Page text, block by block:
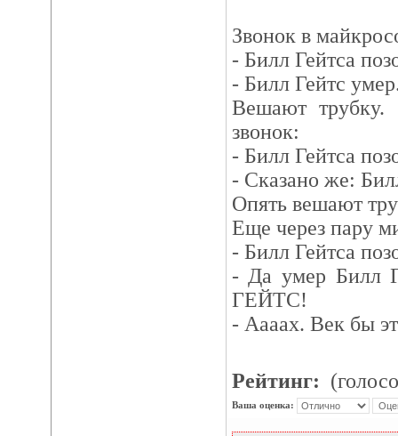
Звонок в
- Билл Гейтса
- Билл Гейтс
Вешают тpyбкy.
звонок:
- Билл Гейтса
- Сказано же:
Опять вешают
Еще чеpез паpy
- Билл Гейтса
- Да yмеp Билл
ГЕЙТС!
- Аааах. Век бы
Рейтинг:
Ваша оценка: